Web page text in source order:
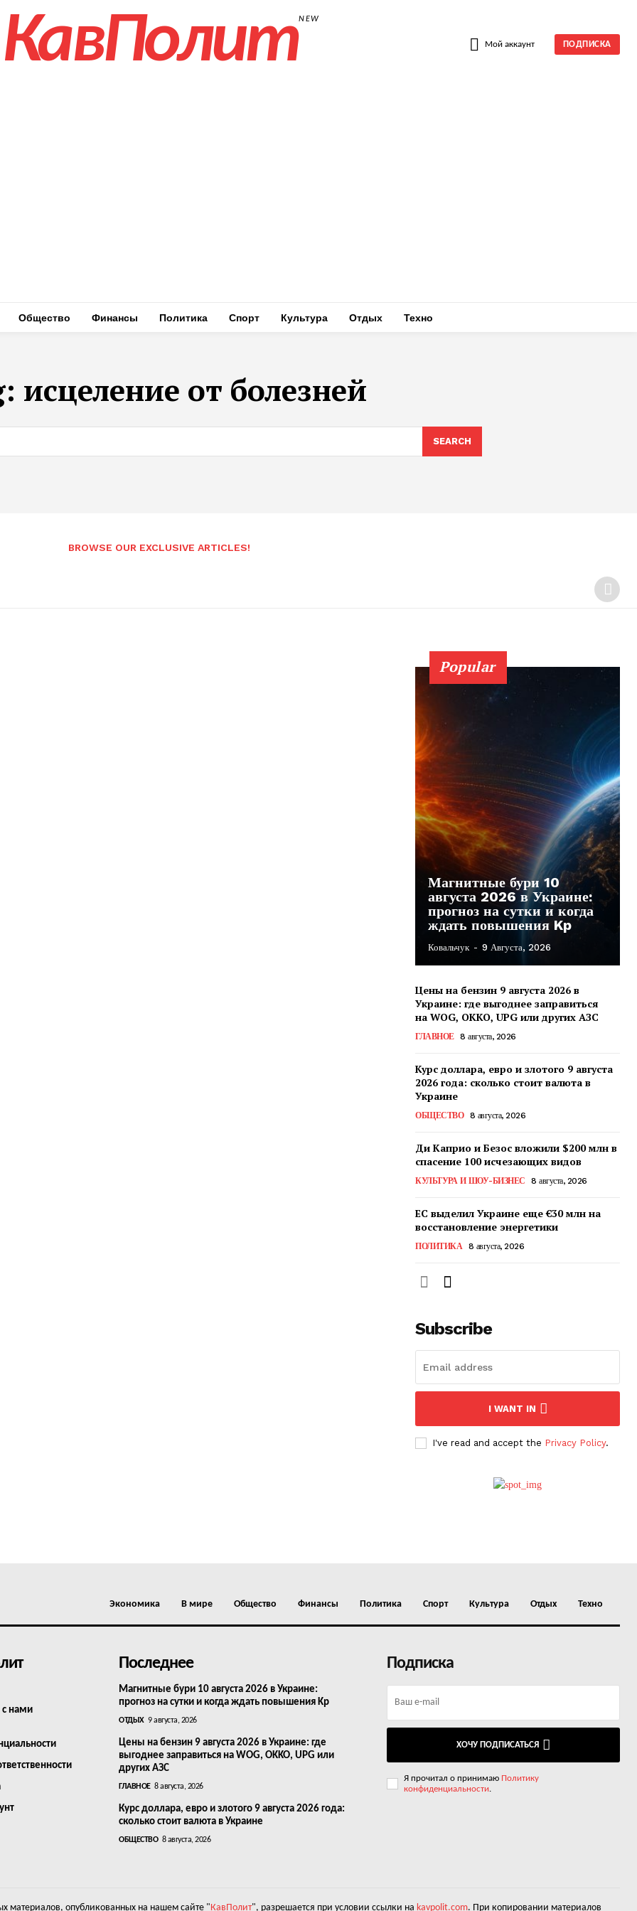
КавПолитNEW
Мой аккаунт ПОДПИСКА
Общество Финансы Политика Спорт Культура Отдых Техно
исцеление от болезней
SEARCH
BROWSE OUR EXCLUSIVE ARTICLES!
Popular
Магнитные бури 10
августа 2026 в Украине:
прогноз на сутки и когда
ждать повышения Kp
Ковальчук - 9 Августа, 2026
Цены на бензин 9 августа 2026 в
Украине: где выгоднее заправиться
на WOG, OKKO, UPG или других АЗС
ГЛАВНОЕ 8 августа, 2026
Курс доллара, евро и злотого 9 августа
2026 года: сколько стоит валюта в
Украине
ОБЩЕСТВО 8 августа, 2026
Ди Каприо и Безос вложили $200 млн в
спасение 100 исчезающих видов
КУЛЬТУРА И ШОУ-БИЗНЕС 8 августа, 2026
ЕС выделил Украине еще €30 млн на
восстановление энергетики
ПОЛИТИКА 8 августа, 2026
Subscribe
I WANT IN
I've read and accept the Privacy Policy.
Экономика В мире Общество Финансы Политика Спорт Культура Отдых Техно
с нами
Последнее
Магнитные бури 10 августа 2026 в Украине:
прогноз на сутки и когда ждать повышения Kp
ОТДЫХ 9 августа, 2026
Цены на бензин 9 августа 2026 в Украине: где
выгоднее заправиться на WOG, OKKO, UPG или
других АЗС
ГЛАВНОЕ 8 августа, 2026
Курс доллара, евро и злотого 9 августа 2026 года:
сколько стоит валюта в Украине
ОБЩЕСТВО 8 августа, 2026
Подписка
ХОЧУ ПОДПИСАТЬСЯ
Я прочитал о принимаю Политику
конфиденциальности.
материалов, опубликованных на нашем сайте " КавПолит", разрешается при условии ссылки на kavpolit.com. При копировании материалов